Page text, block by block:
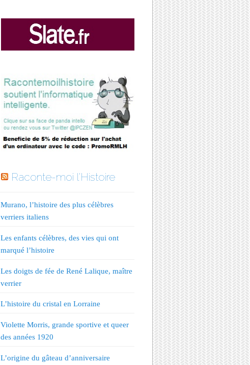
Raconte-moi l'Histoire
Murano, l’histoire des plus célèbres
verriers italiens
Les enfants célèbres, des vies qui ont
marqué l’histoire
Les doigts de fée de René Lalique, maître
verrier
L’histoire du cristal en Lorraine
Violette Morris, grande sportive et queer
des années 1920
L’origine du gâteau d’anniversaire